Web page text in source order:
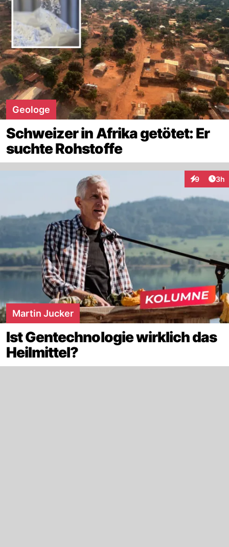
Geologe
Schweizer in Afrika getötet: Er
suchte Rohstoffe
9 3h
Martin Jucker
Ist Gentechnologie wirklich das
Heilmittel?